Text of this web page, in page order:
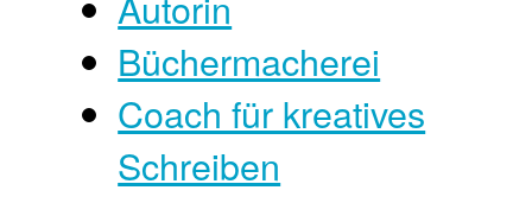
Büchermacherei
Coach für kreatives
Schreiben